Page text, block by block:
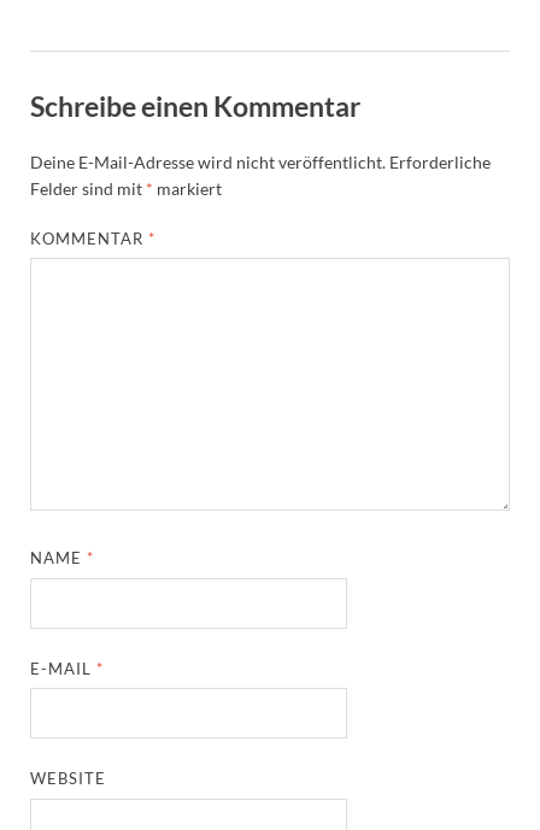
Schreibe einen Kommentar
Deine E-Mail-Adresse wird nicht veröffentlicht. Erforderliche
Felder sind mit * markiert
KOMMENTAR *
NAME *
E-MAIL *
WEBSITE